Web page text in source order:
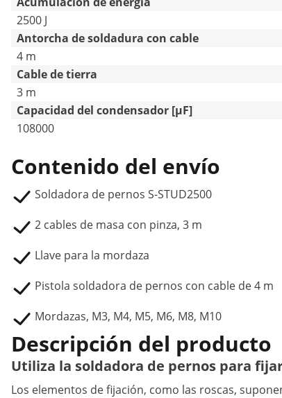
2500 J
Antorcha de soldadura con cable
4 m
Cable de tierra
3 m
Capacidad del condensador [µF]
108000
Contenido del envío
Soldadora de pernos S-STUD2500
2 cables de masa con pinza, 3 m
Llave para la mordaza
Pistola soldadora de pernos con cable de 4 m
Mordazas, M3, M4, M5, M6, M8, M10
Descripción del producto
Utiliza la soldadora de pernos para
Los elementos de fijación, como las roscas,